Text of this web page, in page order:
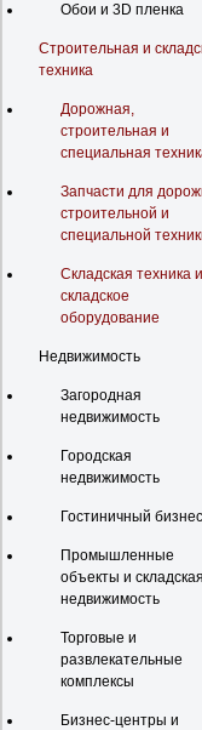
Обои и 3D пленка
Строительная и
техника
Дорожная,
строительная и
специальная
Запчасти для
строительной и
специальной
Складская техника и
складское
оборудование
Недвижимость
Загородная
недвижимость
Городская
недвижимость
Гостиничный бизнес
Промышленные
объекты и складская
недвижимость
Торговые и
развлекательные
комплексы
Бизнес-центры и